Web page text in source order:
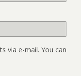
via e-mail. You can